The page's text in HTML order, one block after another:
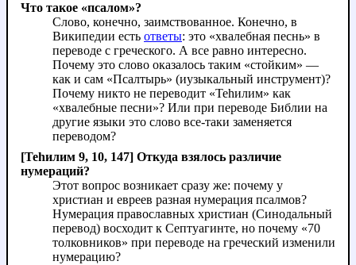
Что такое «псалом»?
Слово, конечно, заимствованное. Конечно, в
Википедии есть ответы: это «хвалебная песнь» в
переводе с греческого. А все равно интересно.
Почему это слово оказалось таким «стойким» —
как и сам «Псалтырь» (иузыкальный инструмент)?
Почему никто не переводит «Теhилим» как
«хвалебные песни»? Или при переводе Библии на
другие языки это слово все-таки заменяется
переводом?
[Теhилим 9, 10, 147] Откуда взялось различие
нумераций?
Этот вопрос возникает сразу же: почему у
христиан и евреев разная нумерация псалмов?
Нумерация православных христиан (Синодальный
перевод) восходит к Септуагинте, но почему «70
толковников» при переводе на греческий изменили
нумерацию?